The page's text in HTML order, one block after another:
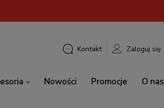
Kontakt Zaloguj się
Nowości Promocje O nas